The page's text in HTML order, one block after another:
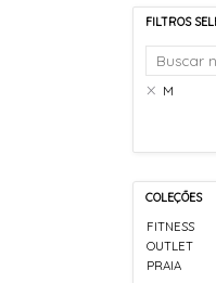
FILTROS
M
COLEÇÕES
FITNESS
OUTLET
PRAIA